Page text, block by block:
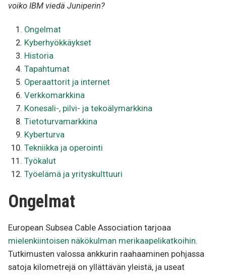
voiko IBM viedä Juniperin?
Ongelmat
Kyberhyökkäykset
Historia
Tapahtumat
Operaattorit ja internet
Verkkomarkkina
Konesali-, pilvi- ja tekoälymarkkina
Tietoturvamarkkina
Kyberturva
Tekniikka ja operointi
Työkalut
Työelämä ja yrityskulttuuri
Ongelmat
European Subsea Cable Association tarjoaa
mielenkiintoisen näkökulman merikaapelikatkoihin.
Tutkimusten valossa ankkurin raahaaminen pohjassa
satoja kilometrejä on yllättävän yleistä, ja useat